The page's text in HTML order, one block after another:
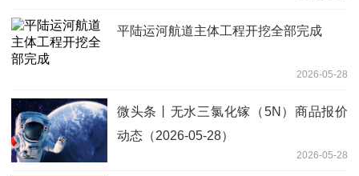
平陆运河航道主体工程开挖全部完成
2026-05-28
微头条丨无水三氯化镓（5N）商品报价
动态（2026-05-28）
2026-05-28